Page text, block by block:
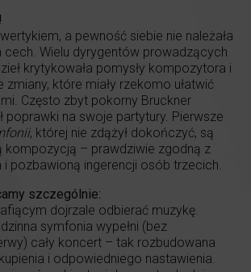
a pewność siebie nie należała
Wielu dyrygentów prowadzących
krytykowała pomysły kompozytora i
zmiany, które miały rzekomo ułatwić
Często zbyt pokorny Bruckner
poprawki na swoje partytury. Pierwsze
, której nie zdążył dokończyć, są
kompozycją – prawdziwie zgodną z
pozbawioną ingerencji osób trzecich.
szczególnie:
dojrzale odbierać muzykę.
symfonia wypełni (bez
cały koncert – tak rozbudowana
i odpowiedniego nastawienia.